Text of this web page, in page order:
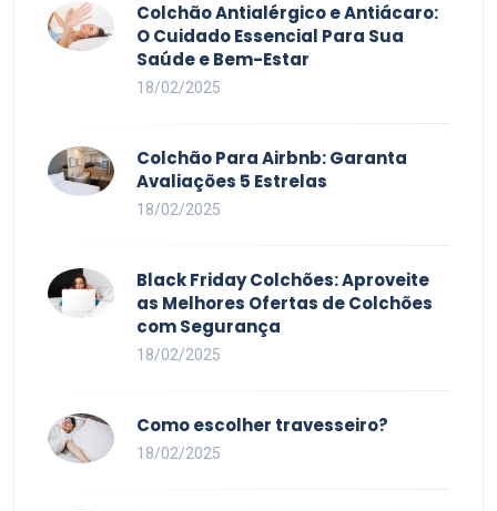
Colchão Antialérgico e Antiácaro:
O Cuidado Essencial Para Sua
Saúde e Bem-Estar
18/02/2025
Colchão Para Airbnb: Garanta
Avaliações 5 Estrelas
18/02/2025
Black Friday Colchões: Aproveite
as Melhores Ofertas de Colchões
com Segurança
18/02/2025
Como escolher travesseiro?
18/02/2025